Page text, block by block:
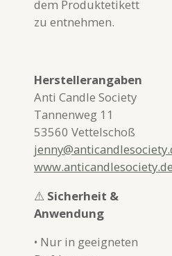
dem Produktetikett
zu entnehmen.
Herstellerangaben
Anti Candle Society
Tannenweg 11
53560 Vettelschoß
⚠️ Sicherheit &
Anwendung
• Nur in geeigneten